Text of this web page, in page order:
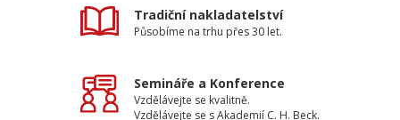
Tradiční nakladatelství
Působíme na trhu přes 30 let.
Semináře a Konference
Vzdělávejte se kvalitně.
Vzdělávejte se s Akademií C. H. Beck.